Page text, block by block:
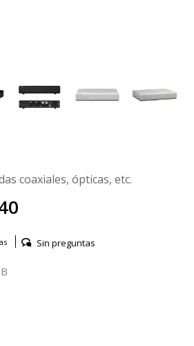
coaxiales, ópticas, etc.
Sin preguntas